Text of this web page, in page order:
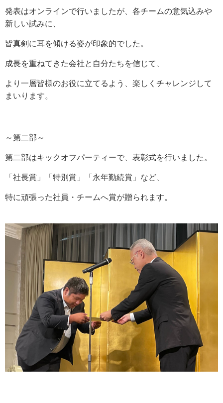
発表はオンラインで行いましたが、各チームの意気込みや
新しい試みに、
皆真剣に耳を傾ける姿が印象的でした。
成長を重ねてきた会社と自分たちを信じて、
より一層皆様のお役に立てるよう、楽しくチャレンジして
まいります。
～第二部～
第二部はキックオフパーティーで、表彰式を行いました。
「社長賞」「特別賞」「永年勤続賞」など、
特に頑張った社員・チームへ賞が贈られます。